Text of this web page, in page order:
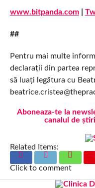
www.bitpanda.com|
##
Pentru mai multe
declarații din partea
să luați legătura cu
Aboneaza-te la
canalul de
Related Items:
Click to comment